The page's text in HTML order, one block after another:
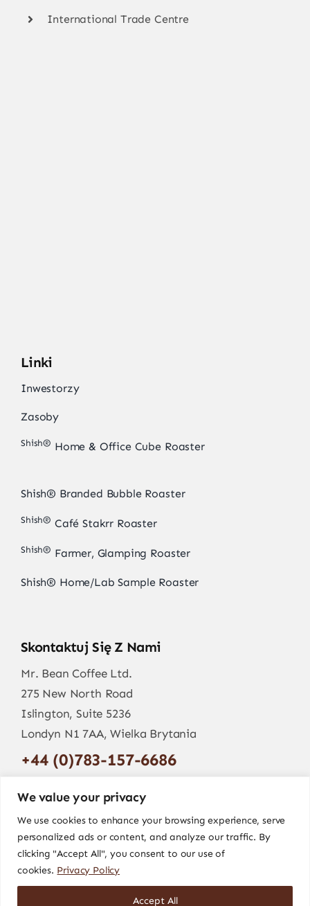
We value your privacy
We use cookies to enhance your browsing experience, serve
personalized ads or content, and analyze our traffic. By
clicking "Accept All", you consent to our use of
cookies. Privacy Policy
Accept All
International Trade Centre
Linki
Inwestorzy
Zasoby
Shish® Home & Office Cube Roaster
Shish® Branded Bubble Roaster
Shish® Café Stakrr Roaster
Shish® Farmer, Glamping Roaster
Shish® Home/Lab Sample Roaster
Skontaktuj Się Z Nami
Mr. Bean Coffee Ltd.
275 New North Road
Islington, Suite 5236
Londyn N1 7AA, Wielka Brytania
+44 (0)783-157-6686